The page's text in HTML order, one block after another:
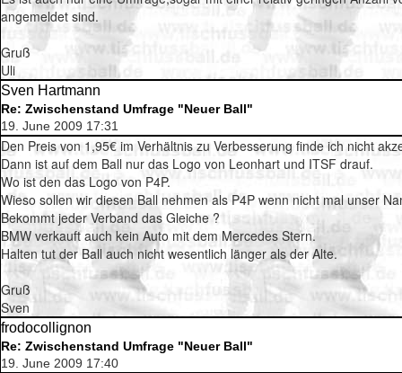
angemeldet sind.
Gruß
Uli
Sven Hartmann
Re: Zwischenstand Umfrage "Neuer Ball"
19. June 2009 17:31
Den Preis von 1,95€ im Verhältnis zu Verbesserung finde ich nicht
Dann ist auf dem Ball nur das Logo von Leonhart und ITSF drauf.
Wo ist den das Logo von P4P.
Wieso sollen wir diesen Ball nehmen als P4P wenn nicht mal unser
Bekommt jeder Verband das Gleiche ?
BMW verkauft auch kein Auto mit dem Mercedes Stern.
Halten tut der Ball auch nicht wesentlich länger als der Alte.
Gruß
Sven
frodocollignon
Re: Zwischenstand Umfrage "Neuer Ball"
19. June 2009 17:40